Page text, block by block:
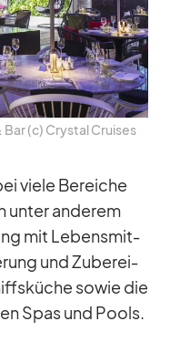
(c) Crys­tal Crui­ses
viele Be­rei­che
un­ter an­de­rem
mit Le­bens­mit­
und Zu­be­rei­
so­wie die
Spas und Pools.